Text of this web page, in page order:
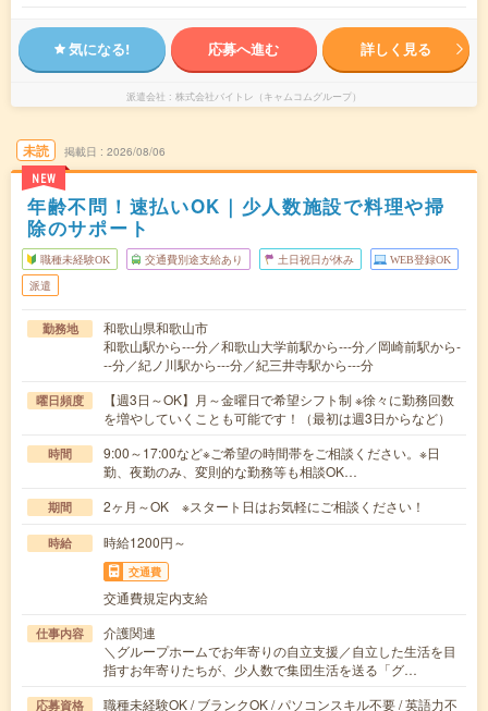
気になる! 応募へ進む 詳しく見る
派遣会社 株式会社バイトレ（キャムコムグループ）
未読
NEW
掲載日 2026/08/06
年齢不問！速払いOK｜少人数施設で料理や掃
除のサポート
職種未経験OK 交通費別途支給あり 土日祝日が休み WEB登録OK
派遣
勤務地
和歌山県和歌山市
和歌山駅から---分／和歌山大学前駅から---分／岡崎前駅から-
--分／紀ノ川駅から---分／紀三井寺駅から---分
曜日頻度
【週3日～OK】月～金曜日で希望シフト制 ※徐々に勤務回数
を増やしていくことも可能です！（最初は週3日からなど）
時間
9:00～17:00など※ご希望の時間帯をご相談ください。※日
勤、夜勤のみ、変則的な勤務等も相談OK…
期間 2ヶ月～OK ※スタート日はお気軽にご相談ください！
時給 時給1200円～
交通費
交通費規定内支給
仕事内容
介護関連
＼グループホームでお年寄りの自立支援／自立した生活を目
指すお年寄りたちが、少人数で集団生活を送る「グ…
応募資格
職種未経験OK / ブランクOK / パソコンスキル不要 / 英語力不